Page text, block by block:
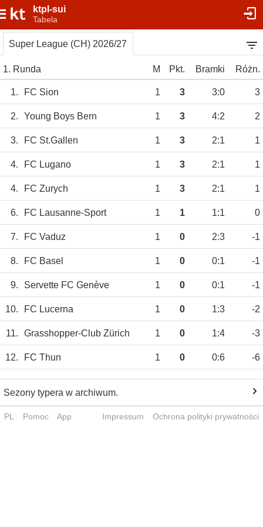
ktpl-sui
Tabela
Super League (CH) 2026/27
1. Runda M Pkt. Bramki Różn.
1. FC Sion 1 3 3:0 3
2. Young Boys Bern 1 3 4:2 2
3. FC St.Gallen 1 3 2:1 1
4. FC Lugano 1 3 2:1 1
4. FC Zurych 1 3 2:1 1
6. FC Lausanne-Sport 1 1 1:1 0
7. FC Vaduz 1 0 2:3 -1
8. FC Basel 1 0 0:1 -1
9. Servette FC Genève 1 0 0:1 -1
10. FC Lucerna 1 0 1:3 -2
11. Grasshopper-Club Zürich 1 0 1:4 -3
12. FC Thun 1 0 0:6 -6
Sezony typera w archiwum.
PL Pomoc App Impressum Ochrona polityki prywatności